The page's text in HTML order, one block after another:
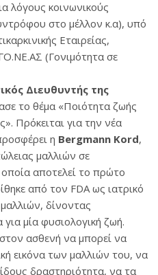
λόγους κοινωνικούς
στο μέλλον κ.α), υπό
Εταιρείας,
(Γονιμότητα σε
Διευθυντής της
το θέμα «Ποιότητα ζωής
Πρόκειται για την νέα
η Bergmann Kord,
μαλλιών σε
οποία αποτελεί το πρώτο
από τον FDA ως ιατρικό
δίνοντας
μία φυσιολογική ζωή.
ασθενή να μπορεί να
εικόνα των μαλλιών του, να
δραστηριότητα, να τα